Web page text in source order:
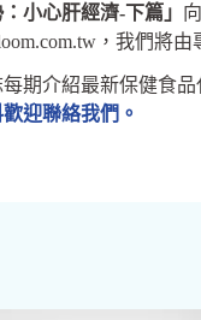
小心肝經濟-下篇」
，我們將由
期介紹最新保健食品
迎聯絡我們。